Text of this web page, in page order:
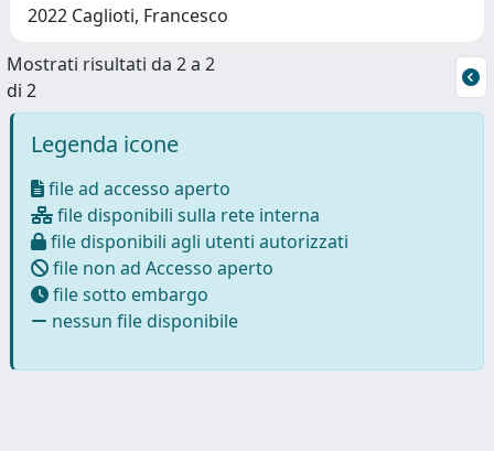
2022 Caglioti, Francesco
Mostrati risultati da 2 a 2
di 2
Legenda icone
file ad accesso aperto
file disponibili sulla rete interna
file disponibili agli utenti autorizzati
file non ad Accesso aperto
file sotto embargo
nessun file disponibile